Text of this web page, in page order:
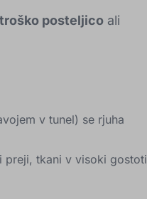
posteljico ali
v tunel) se rjuha
preji, tkani v visoki gostoti